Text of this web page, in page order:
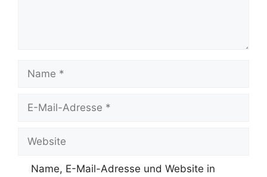
Name
Website
Name, E-Mail-Adresse und Website in